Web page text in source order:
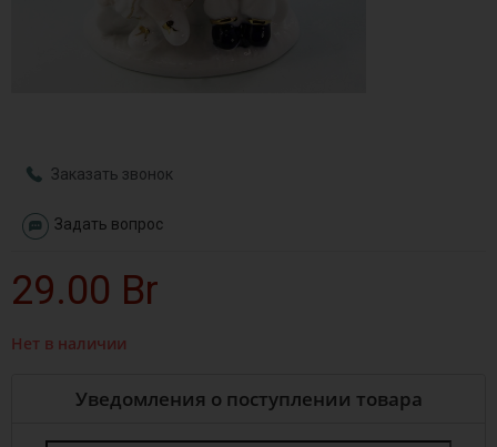
Заказать звонок
Задать вопрос
29.00 Br
Нет в наличии
Уведомления о поступлении товара